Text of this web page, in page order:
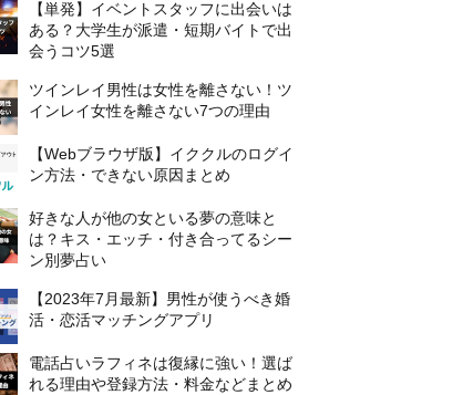
【単発】イベントスタッフに出会いは
ある？大学生が派遣・短期バイトで出
会うコツ5選
ツインレイ男性は女性を離さない！ツ
インレイ女性を離さない7つの理由
【Webブラウザ版】イククルのログイ
ン方法・できない原因まとめ
好きな人が他の女といる夢の意味と
は？キス・エッチ・付き合ってるシー
ン別夢占い
【2023年7月最新】男性が使うべき婚
活・恋活マッチングアプリ
電話占いラフィネは復縁に強い！選ば
れる理由や登録方法・料金などまとめ